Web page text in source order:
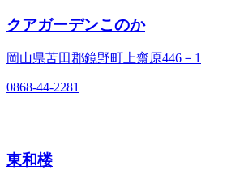
クアガーデンこのか
岡山県苫田郡鏡野町上齋原446－1
0868-44-2281
東和楼